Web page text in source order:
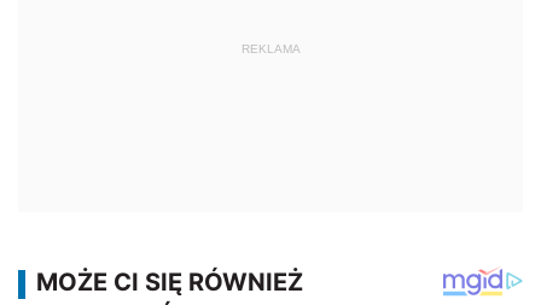
REKLAMA